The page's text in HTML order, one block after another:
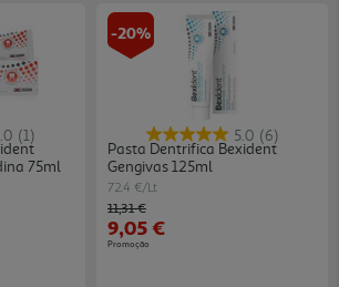
(1)
75ml
-20%
5.0 (6)
Pasta Dentrifica Bexident
Gengivas 125ml
72.4 €/Lt
Price reduced from
11,31 €to
9,05 €
Promoção